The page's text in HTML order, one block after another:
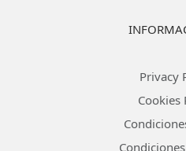
Privacy
Cookies